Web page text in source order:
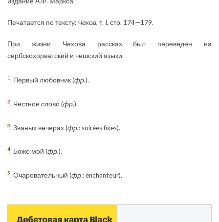
Печатается по тексту: Чехов, т. I, стр. 174—179.
При жизни Чехова рассказ был переведен на
сербскохорватский и чешский языки.
1. Первый любовник (фр.).
2 . Честное слово (фр.).
3 . Званых вечерах (фр. : soirées fixes).
4. Боже мой (фр.).
5. Очаровательный (фр.: enchanteur).